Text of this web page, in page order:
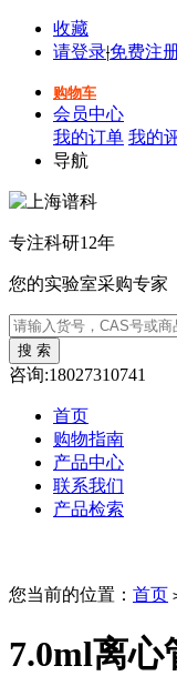
收藏
请登录|免费注
购物车
会员中心
我的订单 我的
导航
专注科研12年
您的实验室采购专家
咨询:18027310741
首页
购物指南
产品中心
联系我们
产品检索
您当前的位置： 首页
7.0ml离心